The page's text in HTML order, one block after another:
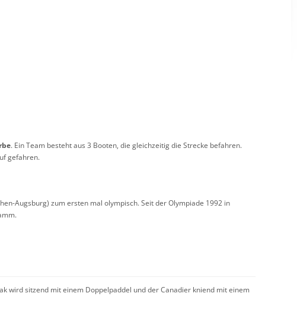
. Ein Team besteht aus 3 Booten, die gleichzeitig die Strecke befahren.
gefahren.
Augsburg) zum ersten mal olympisch. Seit der Olympiade 1992 in
wird sitzend mit einem Doppelpaddel und der Canadier kniend mit einem